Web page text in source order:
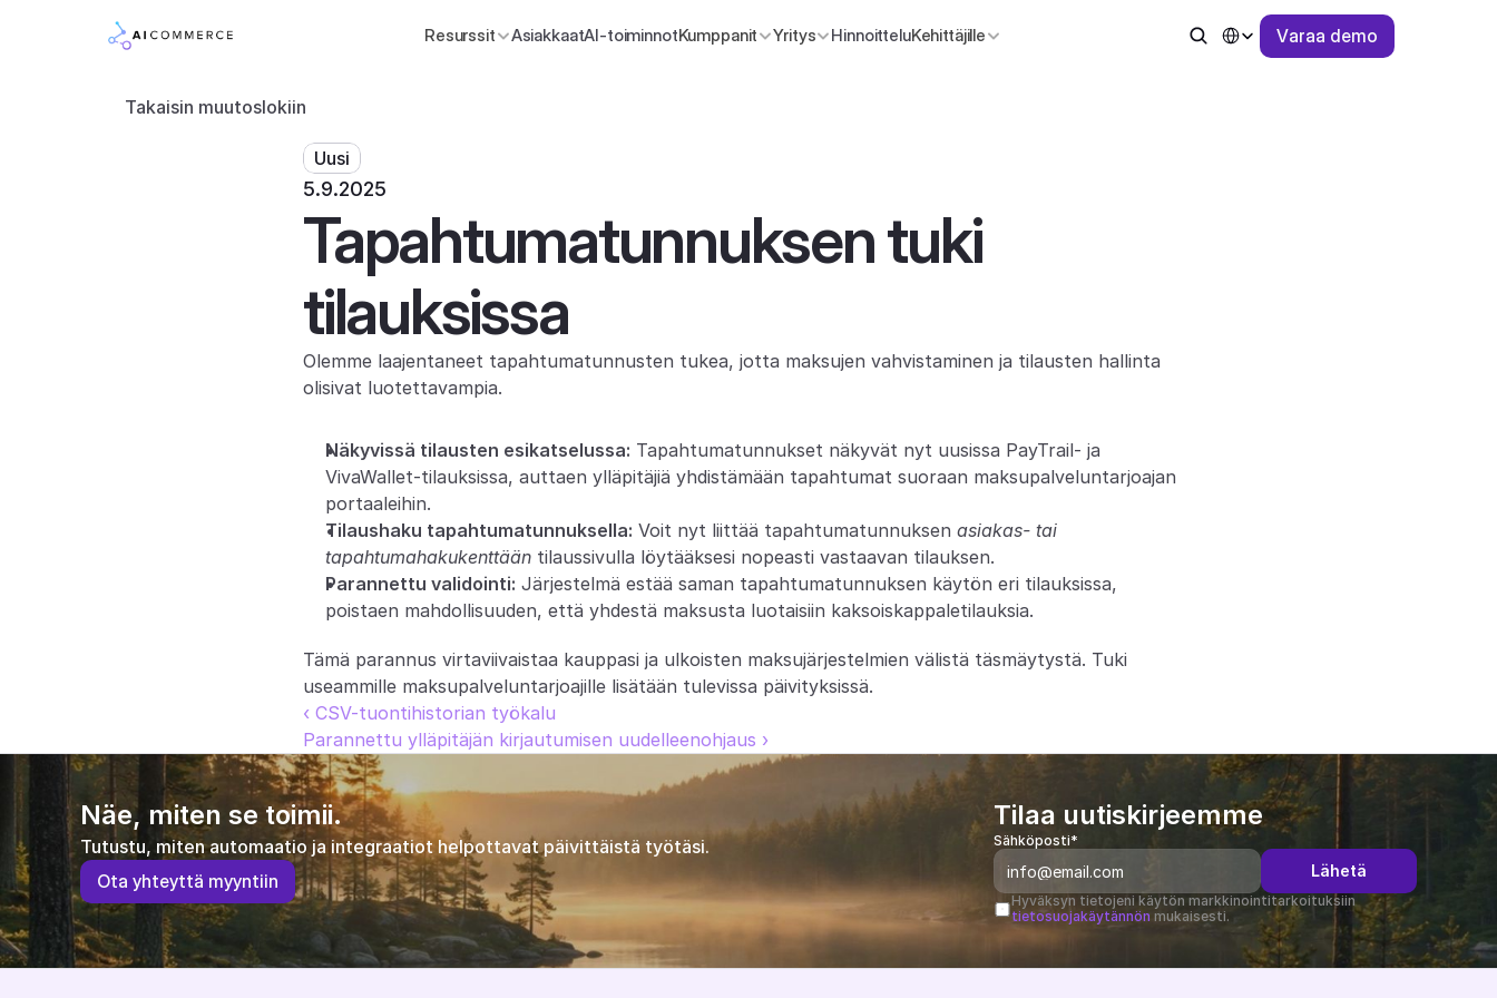
Resurssit AsiakkaatAI-toiminnotKumppanit Yritys HinnoitteluKehittäjille
Select Language
Varaa demo
Takaisin muutoslokiin
Uusi
5.9.2025
Tapahtumatunnuksen tuki
tilauksissa
Olemme laajentaneet tapahtumatunnusten tukea, jotta maksujen vahvistaminen ja tilausten hallinta
olisivat luotettavampia.
Näkyvissä tilausten esikatselussa: Tapahtumatunnukset näkyvät nyt uusissa PayTrail- ja
VivaWallet-tilauksissa, auttaen ylläpitäjiä yhdistämään tapahtumat suoraan maksupalveluntarjoajan
portaaleihin.
Tilaushaku tapahtumatunnuksella: Voit nyt liittää tapahtumatunnuksen asiakas- tai
tapahtumahakukenttään tilaussivulla löytääksesi nopeasti vastaavan tilauksen.
Parannettu validointi: Järjestelmä estää saman tapahtumatunnuksen käytön eri tilauksissa,
poistaen mahdollisuuden, että yhdestä maksusta luotaisiin kaksoiskappaletilauksia.
Tämä parannus virtaviivaistaa kauppasi ja ulkoisten maksujärjestelmien välistä täsmäytystä. Tuki
useammille maksupalveluntarjoajille lisätään tulevissa päivityksissä.
‹ CSV-tuontihistorian työkalu
Parannettu ylläpitäjän kirjautumisen uudelleenohjaus ›
Näe, miten se toimii.
Tutustu, miten automaatio ja integraatiot helpottavat päivittäistä työtäsi.
Ota yhteyttä myyntiin
Tilaa uutiskirjeemme
Sähköposti*
Lähetä
Hyväksyn tietojeni käytön markkinointitarkoituksiin
tietosuojakäytännön mukaisesti.